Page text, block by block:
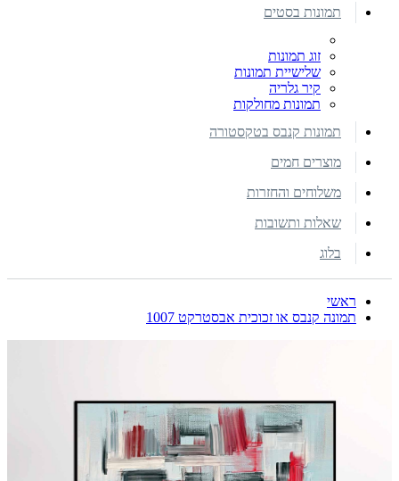
תמונות בסטים
זוג תמונות
שלישיית תמונות
קיר גלריה
תמונות מחולקות
תמונות קנבס בטקסטורה
מוצרים חמים
משלוחים והחזרות
שאלות ותשובות
בלוג
ראשי
תמונה קנבס או זכוכית אבסטרקט 1007